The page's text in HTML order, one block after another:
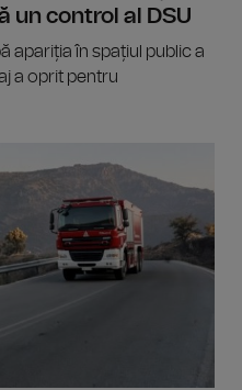
un control al DSU
apariția în spațiul public a
a oprit pentru